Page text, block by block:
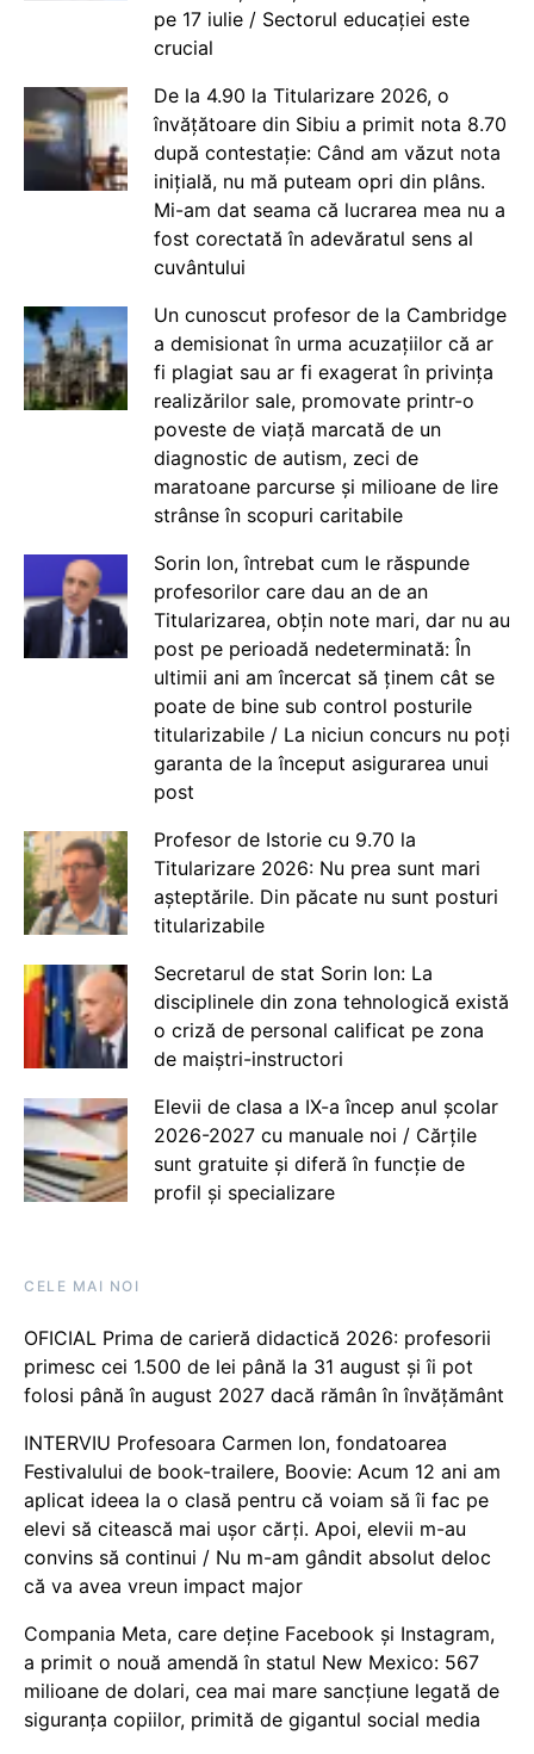
pe 17 iulie / Sectorul educației este
crucial
De la 4.90 la Titularizare 2026, o
învățătoare din Sibiu a primit nota 8.70
după contestație: Când am văzut nota
inițială, nu mă puteam opri din plâns.
Mi-am dat seama că lucrarea mea nu a
fost corectată în adevăratul sens al
cuvântului
Un cunoscut profesor de la Cambridge
a demisionat în urma acuzațiilor că ar
fi plagiat sau ar fi exagerat în privința
realizărilor sale, promovate printr-o
poveste de viață marcată de un
diagnostic de autism, zeci de
maratoane parcurse și milioane de lire
strânse în scopuri caritabile
Sorin Ion, întrebat cum le răspunde
profesorilor care dau an de an
Titularizarea, obțin note mari, dar nu au
post pe perioadă nedeterminată: În
ultimii ani am încercat să ținem cât se
poate de bine sub control posturile
titularizabile / La niciun concurs nu poți
garanta de la început asigurarea unui
post
Profesor de Istorie cu 9.70 la
Titularizare 2026: Nu prea sunt mari
așteptările. Din păcate nu sunt posturi
titularizabile
Secretarul de stat Sorin Ion: La
disciplinele din zona tehnologică există
o criză de personal calificat pe zona
de maiștri-instructori
Elevii de clasa a IX-a încep anul școlar
2026-2027 cu manuale noi / Cărțile
sunt gratuite și diferă în funcție de
profil și specializare
CELE MAI NOI
OFICIAL Prima de carieră didactică 2026: profesorii
primesc cei 1.500 de lei până la 31 august și îi pot
folosi până în august 2027 dacă rămân în învățământ
INTERVIU Profesoara Carmen Ion, fondatoarea
Festivalului de book-trailere, Boovie: Acum 12 ani am
aplicat ideea la o clasă pentru că voiam să îi fac pe
elevi să citească mai ușor cărți. Apoi, elevii m-au
convins să continui / Nu m-am gândit absolut deloc
că va avea vreun impact major
Compania Meta, care deține Facebook și Instagram,
a primit o nouă amendă în statul New Mexico: 567
milioane de dolari, cea mai mare sancțiune legată de
siguranța copiilor, primită de gigantul social media